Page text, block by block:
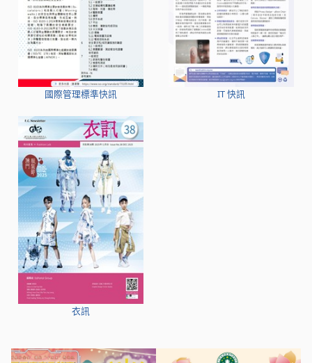
國際管理標準快訊 IT 快訊
衣訊